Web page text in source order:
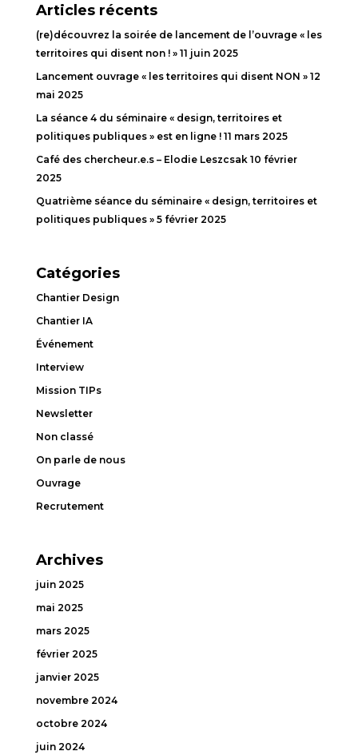
Articles récents
(re)découvrez la soirée de lancement de l’ouvrage « les
territoires qui disent non ! » 11 juin 2025
Lancement ouvrage « les territoires qui disent NON » 12
mai 2025
La séance 4 du séminaire « design, territoires et
politiques publiques » est en ligne ! 11 mars 2025
Café des chercheur.e.s – Elodie Leszcsak 10 février
2025
Quatrième séance du séminaire « design, territoires et
politiques publiques » 5 février 2025
Catégories
Chantier Design
Chantier IA
Événement
Interview
Mission TIPs
Newsletter
Non classé
On parle de nous
Ouvrage
Recrutement
Archives
juin 2025
mai 2025
mars 2025
février 2025
janvier 2025
novembre 2024
octobre 2024
juin 2024